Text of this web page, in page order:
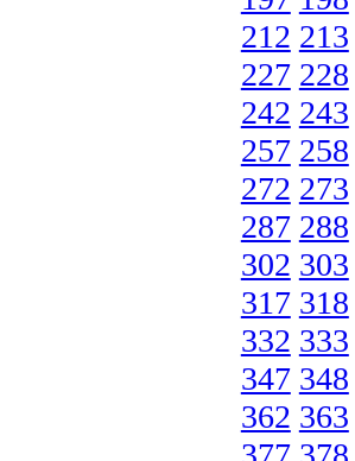
212 213
227 228
242 243
257 258
272 273
287 288
302 303
317 318
332 333
347 348
362 363